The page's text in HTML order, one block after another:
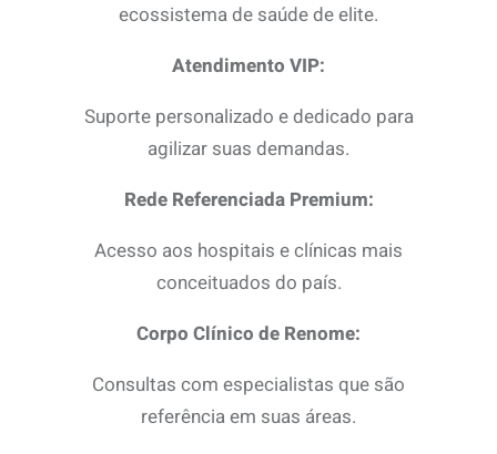
ecossistema de saúde de elite.
Atendimento VIP:
Suporte personalizado e dedicado para
agilizar suas demandas.
Rede Referenciada Premium:
Acesso aos hospitais e clínicas mais
conceituados do país.
Corpo Clínico de Renome:
Consultas com especialistas que são
referência em suas áreas.